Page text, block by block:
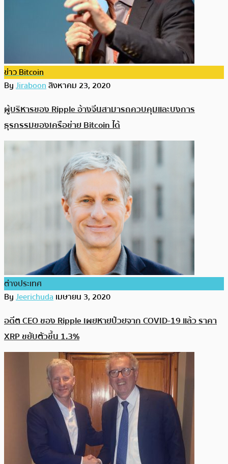
ข่าว Bitcoin
ByJiraboonสิงหาคม 23, 2020
ผู้บริหารของ Ripple อ้างจีนสามารถควบคุมและบงการ
ธุรกรรมของเครือข่าย Bitcoin ได้
ต่างประเทศ
ByJeerichudaเมษายน 3, 2020
อดีต CEO ของ Ripple เผยหายป่วยจาก COVID-19 แล้ว ราคา
XRP ขยับตัวขึ้น 1.3%